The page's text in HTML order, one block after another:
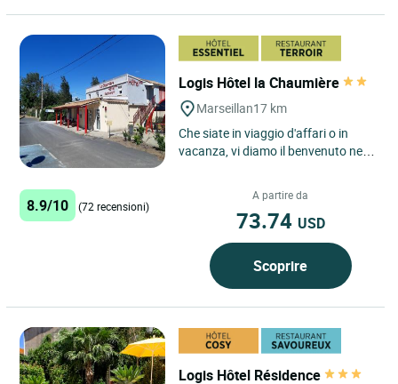
Logis Hôtel la Chaumière
Marseillan17 km
Che siate in viaggio d'affari o in
vacanza, vi diamo il benvenuto nel
8.9/10 (72 recensioni)
A partire da
73.74 USD
Scoprire
Logis Hôtel Résidence